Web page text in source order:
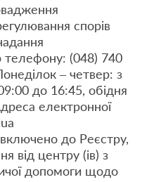
спорів
телефону: (048) 740
– четвер: з
до 16:45, обідня
електронної
до Реєстру,
від центру (ів) з
допомоги щодо